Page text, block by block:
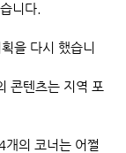
니다.
을 다시 했습니
콘텐츠는 지역 포
의 코너는 어쩔